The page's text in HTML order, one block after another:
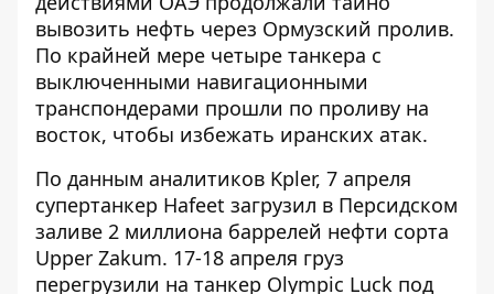
вывозить нефть через Ормузский пролив.
По крайней мере четыре танкера с
выключенными навигационными
транспондерами прошли по проливу на
восток, чтобы избежать иранских атак.
По данным аналитиков Kpler, 7 апреля
супертанкер Hafeet загрузил в Персидском
заливе 2 миллиона баррелей нефти сорта
Upper Zakum. 17-18 апреля груз
перегрузили на танкер Olympic Luck под